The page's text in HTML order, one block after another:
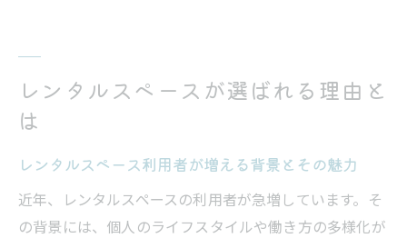
レンタルスペースが選ばれる理由と
は
レンタルスペース利用者が増える背景とその魅力
近年、レンタルスペースの利用者が急増しています。そ
の背景には、個人のライフスタイルや働き方の多様化が